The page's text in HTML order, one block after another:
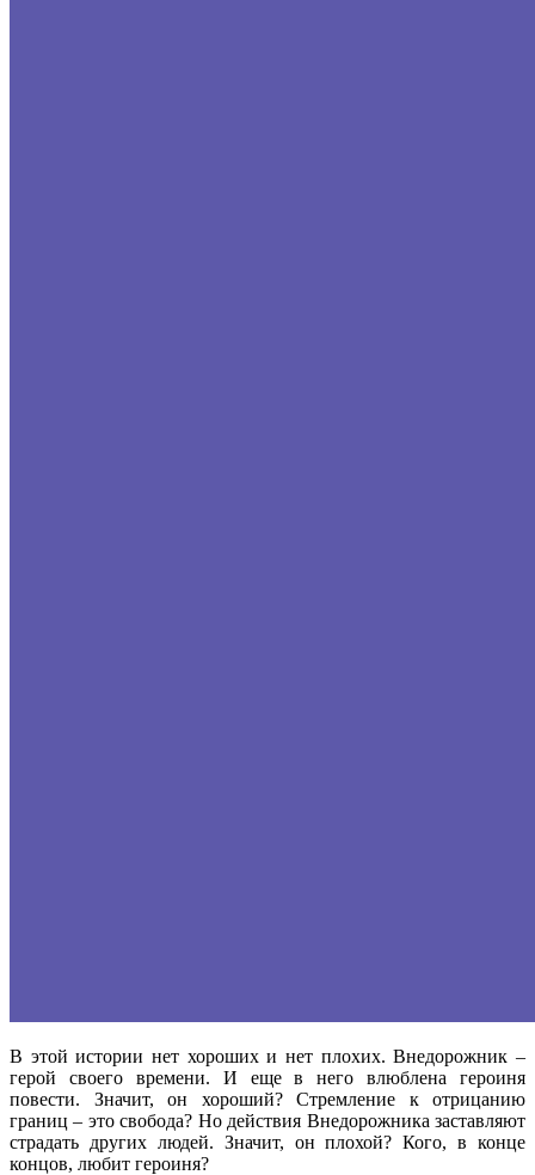
В этой истории нет хороших и нет плохих. Внедорожник –
герой своего времени. И еще в него влюблена героиня
повести. Значит, он хороший? Стремление к отрицанию
границ – это свобода? Но действия Внедорожника заставляют
страдать других людей. Значит, он плохой? Кого, в конце
концов, любит героиня?